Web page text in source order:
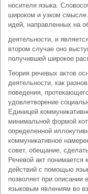
носителя языка.
широком и узком
идей, направленных на
деятельности, и
втором случае оно
получившей широкое
Теория речевых актов
деятельности, как
поведения,
удовлетворение
Единицей
минимальной формой
определенной
коммуникативное
совет, обещание,
Речевой акт
действий с помощью
позволяет при описании
языковым явлениям во